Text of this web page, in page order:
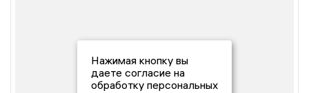
Нажимая кнопку вы
даете согласие на
обработку персональных